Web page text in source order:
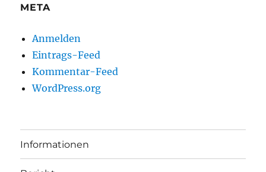
META
Anmelden
Eintrags-Feed
Kommentar-Feed
WordPress.org
Informationen